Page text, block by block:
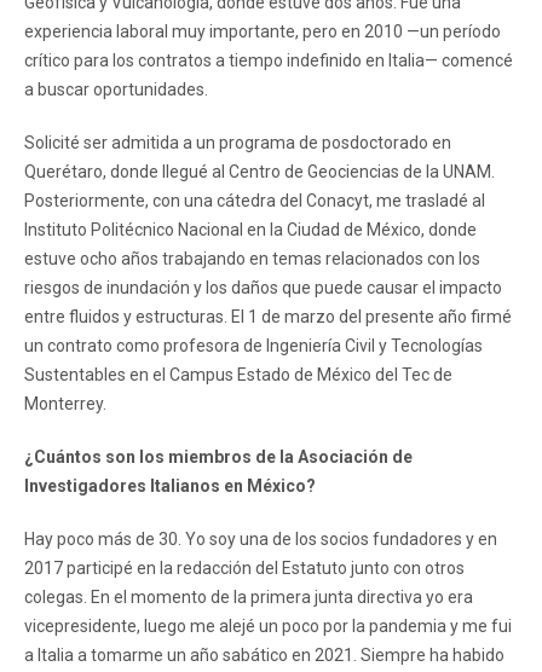
experiencia laboral muy importante, pero en 2010 —un período
crítico para los contratos a tiempo indefinido en Italia— comencé
a buscar oportunidades.
Solicité ser admitida a un programa de posdoctorado en
Querétaro, donde llegué al Centro de Geociencias de la UNAM.
Posteriormente, con una cátedra del Conacyt, me trasladé al
Instituto Politécnico Nacional en la Ciudad de México, donde
estuve ocho años trabajando en temas relacionados con los
riesgos de inundación y los daños que puede causar el impacto
entre fluidos y estructuras. El 1 de marzo del presente año firmé
un contrato como profesora de Ingeniería Civil y Tecnologías
Sustentables en el Campus Estado de México del Tec de
Monterrey.
¿Cuántos son los miembros de la Asociación de
Investigadores Italianos en México?
Hay poco más de 30. Yo soy una de los socios fundadores y en
2017 participé en la redacción del Estatuto junto con otros
colegas. En el momento de la primera junta directiva yo era
vicepresidente, luego me alejé un poco por la pandemia y me fui
a Italia a tomarme un año sabático en 2021. Siempre ha habido